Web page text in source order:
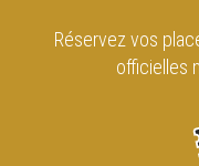
Réservez vos
officielles